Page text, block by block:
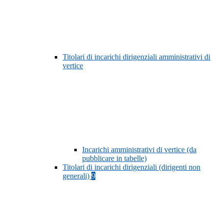
Titolari di incarichi dirigenziali amministrativi di
vertice
Incarichi amministrativi di vertice (da
pubblicare in tabelle)
Titolari di incarichi dirigenziali (dirigenti non
generali) 9